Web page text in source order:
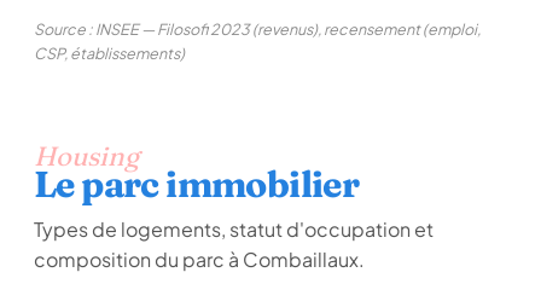
Source : INSEE — Filosofi 2023 (revenus), recensement (emploi,
CSP, établissements)
Housing
Le parc immobilier
Types de logements, statut d'occupation et
composition du parc à Combaillaux.